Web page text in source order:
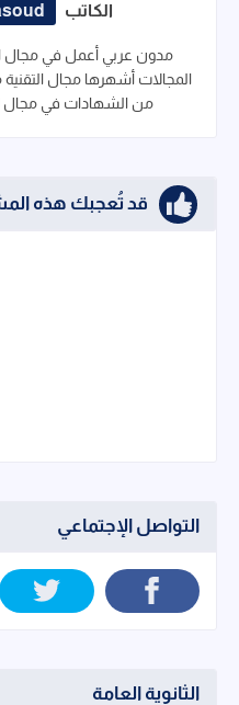
الكاتب
مدون عربي أعمل في مجال
من الشهادات في مجال
قد تُعجبك هذه
التواصل الإجتماعي
الثانوية العامة